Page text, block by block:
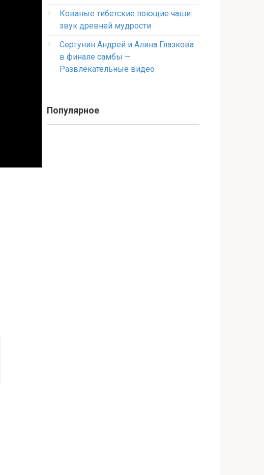
Кованые тибетские поющие чаши:
звук древней мудрости
Сергунин Андрей и Алина Глазкова
в финале самбы —
Развлекательные видео
Популярное